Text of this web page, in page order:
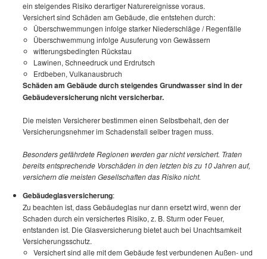
ein steigendes Risiko derartiger Naturereignisse voraus.
Versichert sind Schäden am Gebäude, die entstehen durch:
Überschwemmungen infolge starker Niederschläge / Regenfälle
Überschwemmung infolge Ausuferung von Gewässern
witterungsbedingten Rückstau
Lawinen, Schneedruck und Erdrutsch
Erdbeben, Vulkanausbruch
Schäden am Gebäude durch steigendes Grundwasser sind in der
Gebäudeversicherung nicht versicherbar.
Die meisten Versicherer bestimmen einen Selbstbehalt, den der
Versicherungsnehmer im Schadensfall selber tragen muss.
Besonders gefährdete Regionen werden gar nicht versichert. Traten
bereits entsprechende Vorschäden in den letzten bis zu 10 Jahren auf,
versichern die meisten Gesellschaften das Risiko nicht.
Gebäudeglasversicherung:
Zu beachten ist, dass Gebäudeglas nur dann ersetzt wird, wenn der
Schaden durch ein versichertes Risiko, z. B. Sturm oder Feuer,
entstanden ist. Die Glasversicherung bietet auch bei Unachtsamkeit
Versicherungsschutz.
Versichert sind alle mit dem Gebäude fest verbundenen Außen- und